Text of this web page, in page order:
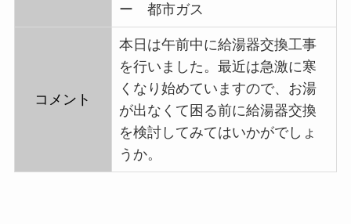
ー 都市ガス
コメント
本日は午前中に給湯器交換工事
を行いました。最近は急激に寒
くなり始めていますので、お湯
が出なくて困る前に給湯器交換
を検討してみてはいかがでしょ
うか。